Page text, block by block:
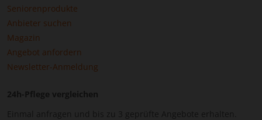
Seniorenprodukte
Anbieter suchen
Magazin
Angebot anfordern
Newsletter-Anmeldung
24h-Pflege vergleichen
Einmal anfragen und bis zu 3 geprüfte Angebote erhalten.